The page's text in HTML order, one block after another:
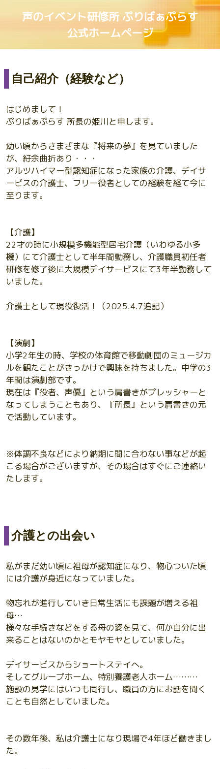
声のイベント研修所 ぷりばぁぷらす
公式ホームページ
自己紹介（経験など）
はじめまして！
ぷりばぁぷらす 所長の姫川と申します。
幼い頃からさまざまな『将来の夢』を見ていました
が、紆余曲折あり・・・
アルツハイマー型認知症になった家族の介護、デイサ
ービスの介護士、フリー役者としての経験を経て今に
至ります。
【介護】
22才の時に小規模多機能型居宅介護（いわゆる小多
機）にて介護士として半年間勤務し、介護職員初任者
研修を修了後に大規模デイサービスにて3年半勤務して
いました。
介護士として現役復活！（2025.4.7追記）
【演劇】
小学2年生の時、学校の体育館で移動劇団のミュージカ
ルを観たことがきっかけで興味を持ちました。中学の3
年間は演劇部です。
現在は『役者、声優』という肩書きがプレッシャーと
なってしまうこともあり、『所長』という肩書きの元
で活動しています。
※体調不良などにより納期に間に合わない事などが起
こる場合がございますが、その場合はすぐにご連絡い
たします。
介護との出会い
私がまだ幼い頃に祖母が認知症になり、物心ついた頃
には介護が身近になっていました。
物忘れが進行していき日常生活にも課題が増える祖
母…
様々な手続きなどをする母の姿を見て、何か自分に出
来ることはないのかとモヤモヤとしていました。
デイサービスからショートステイへ。
そしてグループホーム、特別養護老人ホーム………
施設の見学にはいつも同行し、職員の方にお話を聞く
ことも自然としていました。
その数年後、私は介護士になり現場で4年ほど働きまし
た。